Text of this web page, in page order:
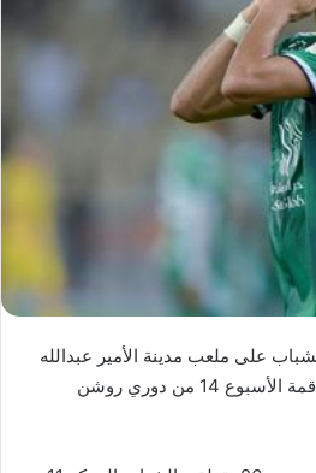
على ملعب مدينة الأمير عبدالله
الفيصل الرياضية بجدة، في قمة الأسبوع 14 من دوري روشن